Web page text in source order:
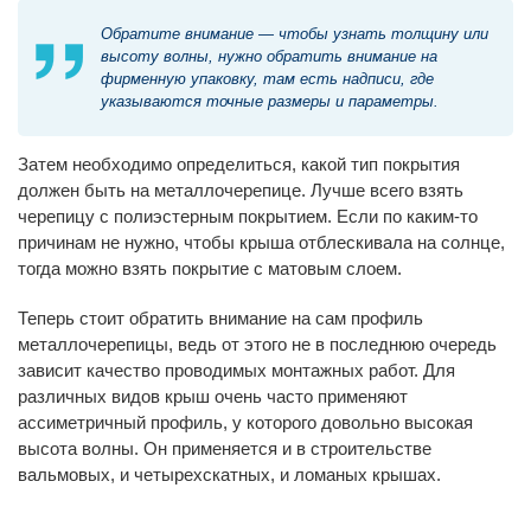
Обратите внимание — чтобы узнать толщину или
высоту волны, нужно обратить внимание на
фирменную упаковку, там есть надписи, где
указываются точные размеры и параметры.
Затем необходимо определиться, какой тип покрытия
должен быть на металлочерепице. Лучше всего взять
черепицу с полиэстерным покрытием. Если по каким-то
причинам не нужно, чтобы крыша отблескивала на солнце,
тогда можно взять покрытие с матовым слоем.
Теперь стоит обратить внимание на сам профиль
металлочерепицы, ведь от этого не в последнюю очередь
зависит качество проводимых монтажных работ. Для
различных видов крыш очень часто применяют
ассиметричный профиль, у которого довольно высокая
высота волны. Он применяется и в строительстве
вальмовых, и четырехскатных, и ломаных крышах.